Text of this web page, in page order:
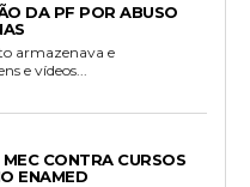
DA PF POR ABUSO
armazenava e
e vídeos...
CONTRA CURSOS
ENAMED